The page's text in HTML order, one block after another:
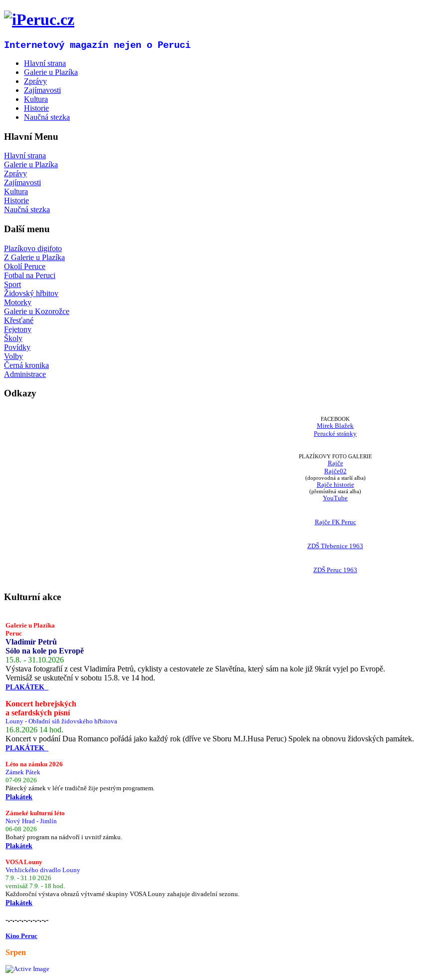
Internetový magazín nejen o Peruci
Hlavní strana
Galerie u Plazíka
Zprávy
Zajímavosti
Kultura
Historie
Naučná stezka
Hlavní Menu
Hlavní strana
Galerie u Plazíka
Zprávy
Zajímavosti
Kultura
Historie
Naučná stezka
Další menu
Plazíkovo digifoto
Z Galerie u Plazíka
Okolí Peruce
Fotbal na Peruci
Sport
Židovský hřbitov
Motorky
Galerie u Kozorožce
Křesťané
Fejetony
Školy
Povídky
Volby
Černá kronika
Administrace
Odkazy
FACEBOOK
Mirek Blažek
Perucké stránky
PLAZÍKOVY FOTO GALERIE
Rajče
Rajče02
(doprovodná a starší alba)
Rajče historie
(přemístěná stará alba)
YouTube
Rajče FK Peruc
ZDŠ Třebenice 1963
ZDŠ Peruc 1963
Kulturní akce
Galerie u Plazíka
Peruc
Vladimír Petrů
Sólo na kole po Evropě
15.8. - 31.10.2026
Výstava fotografií z cest Vladimíra Petrů, cyklisty a cestovatele ze Slavětína, který sám na kole již 9krát vyjel po Evropě.
Vernisáž se uskuteční v sobotu 15.8. ve 14 hod.
PLAKÁTEK
Koncert hebrejských
a sefardských písní
Louny - Obřadní síň židovského hřbitova
16.8.2026 14 hod.
Koncert v podání Dua Romanco pořádá jako každý rok (dříve ve Sboru M.J.Husa Peruc) Spolek na obnovu židovských památek.
PLAKÁTEK
Léto na zámku 2026
Zámek Pátek
07-09 2026
Pátecký zámek v léťe tradičně žije pestrým programem.
Plakátek
Zámeké kulturní léto
Nový Hrad - Jimlín
06-08 2026
Bohatý program na nádvoří i uvnitř zámku.
Plakátek
VOSA Louny
Vrchlického divadlo Louny
7.9. - 31.10 2026
vernisáž 7.9. - 18 hod.
Každoroční výstava obrazů výtvarné skupiny VOSA Louny zahajuje divadelní sezonu.
Plakátek
-.-.-.-.-.-.-.-.-.-
Kino Peruc
Srpen